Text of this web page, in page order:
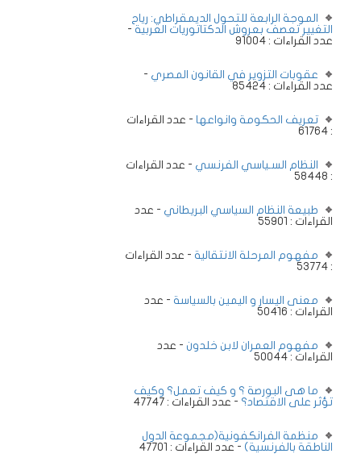
الموجة الرابعة للتحول الديمقراطي: رياح
التغيير تعصف بعروش الدكتاتوريات العربية -
عدد القراءات : 91004
عقوبات التزوير في القانون المصري -
عدد القراءات : 85424
تعريف الحكومة وانواعها - عدد القراءات
: 61764
النظام السـياسي الفرنسي - عدد القراءات
: 58448
طبيعة النظام السياسي البريطاني - عدد
القراءات : 55901
مفهوم المرحلة الانتقالية - عدد القراءات
: 53774
معنى اليسار و اليمين بالسياسة - عدد
القراءات : 50416
مفهوم العمران لابن خلدون - عدد
القراءات : 50044
ما هى البورصة ؟ و كيف تعمل؟ وكيف
تؤثر على الاقتصاد؟ - عدد القراءات : 47747
منظمة الفرانكفونية(مجموعة الدول
الناطقة بالفرنسية) - عدد القراءات : 47701